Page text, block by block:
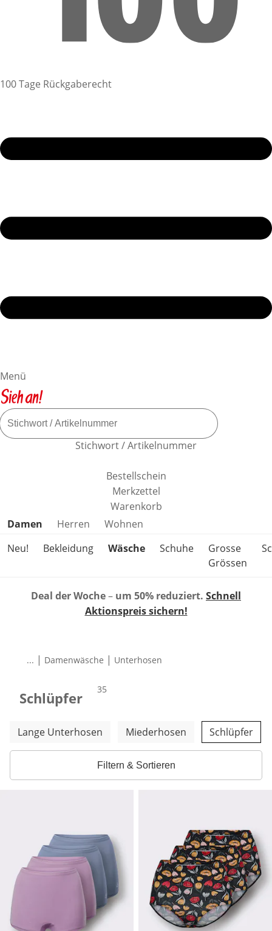
100 Tage Rückgaberecht
Menü
Stichwort / Artikelnummer
Bestellschein
Merkzettel
Warenkorb
Produktkategorien überspringen
Damen Herren
Wohnen
Neu!
Bekleidung Wäsche Schuhe
Grosse
Grössen
Deal der Woche– um 50% reduziert. Schnell
Aktionspreis sichern!
... | Damenwäsche | Unterhosen
Schlüpfer Produkte
35
Weitere Kategorien überspringen
Lange Unterhosen Miederhosen Schlüpfer
Filtern & Sortieren